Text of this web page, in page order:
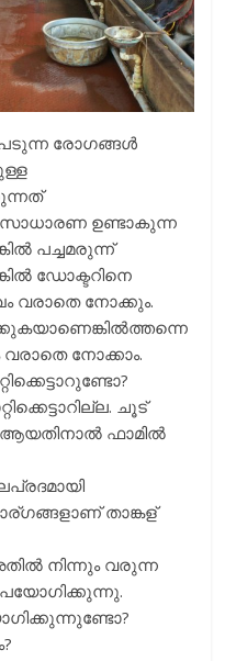
രോഗങ്ങള്‍
സാധാരണ ഉണ്ടാകുന്ന
പച്ചമരുന്ന്
ഡോക്ടറിനെ
വരാതെ നോക്കും.
നോക്കാം.
ചൂട്
ആയതിനാല്‍ ഫാമില്‍
താങ്കള്
നിന്നും വരുന്ന